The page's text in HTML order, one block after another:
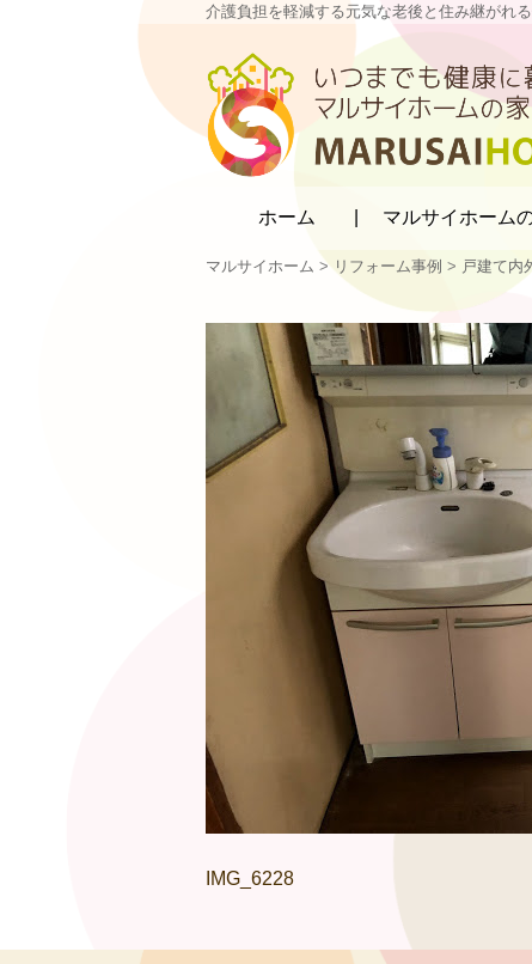
介護負担を軽減する元気な老後と住み継がれ
マルサイホーム
ホーム マルサイホーム
マルサイホーム > リフォーム事例 > 戸建て
IMG_6228